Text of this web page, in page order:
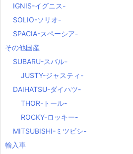
IGNIS-イグニス-
SOLIO-ソリオ-
SPACIA-スペーシア-
その他国産
SUBARU-スバル-
JUSTY-ジャスティ-
DAIHATSU-ダイハツ-
THOR-トール-
ROCKY-ロッキー-
MITSUBISHI-ミツビシ-
輸入車